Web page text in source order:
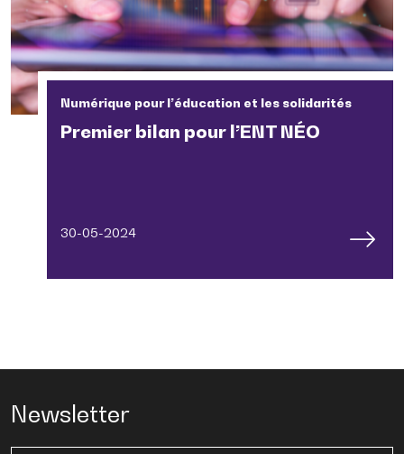
Numérique pour l’éducation et les solidarités
Premier bilan pour l’ENT NÉO
30-05-2024
Newsletter